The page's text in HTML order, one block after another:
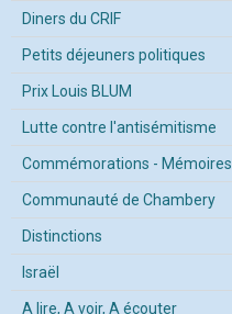
Diners du CRIF
Petits déjeuners politiques
Prix Louis BLUM
Lutte contre l'antisémitisme
Commémorations - Mémoires
Communauté de Chambery
Distinctions
Israël
A lire, A voir, A écouter